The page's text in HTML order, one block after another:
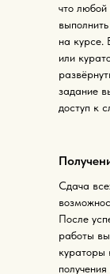
что
на курсе.
или
задание
доступ к
Сдача
После
работы
кураторы